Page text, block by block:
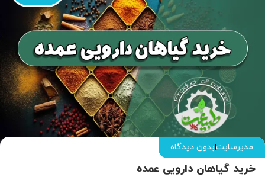
مدیرسایتبدون دیدگاه
خرید گیاهان دارویی عمده